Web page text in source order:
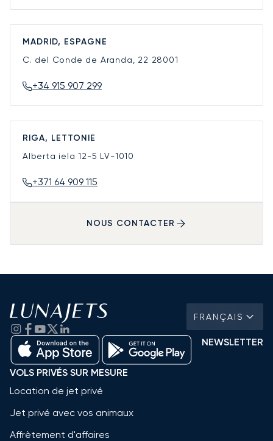
MADRID, ESPAGNE
C. del Conde de Aranda, 22 28001
+34 915 907 299
RIGA, LETTONIE
Alberta iela 12-5 LV-1010
+371 64 909 115
NOUS CONTACTER
FRANÇAIS
NEWSLETTER
VOLS PRIVÉS SUR MESURE
Location de jet privé
Jet privé avec vos animaux
Affrètement d'affaires